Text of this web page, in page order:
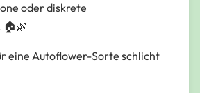
oder diskrete
🏠🌿
eine Autoflower-Sorte schlicht